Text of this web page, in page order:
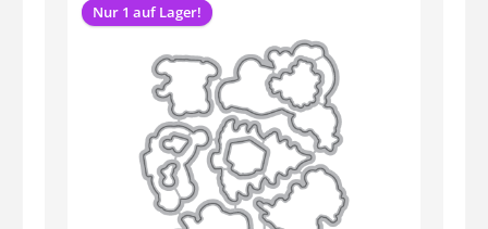
Nur 1 auf Lager!